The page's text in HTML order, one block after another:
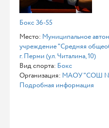
Бокс 36-55
Место: Муниципальное
учреждение "Средняя
г. Перми (ул. Читалина, 10)
Вид спорта: Бокс
Организация: МАОУ "СОШ №
Подробная информация